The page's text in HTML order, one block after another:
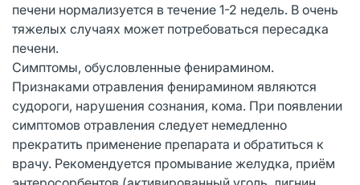
печени нормализуется в течение 1-2 недель. В очень
тяжелых случаях может потребоваться пересадка
печени.
Симптомы, обусловленные фенирамином.
Признаками отравления фенирамином являются
судороги, нарушения сознания, кома. При появлении
симптомов отравления следует немедленно
прекратить применение препарата и обратиться к
врачу. Рекомендуется промывание желудка, приём